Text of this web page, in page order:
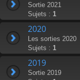
Sortie 2021
Sujets : 1
2020
Les sorties 2020
Sujets : 1
2019
Sortie 2019